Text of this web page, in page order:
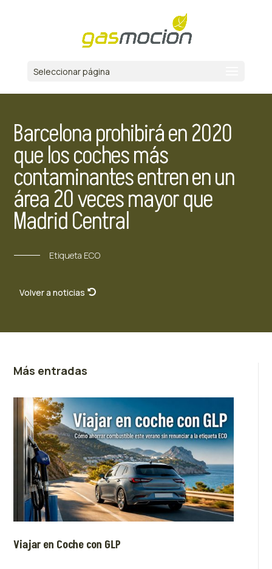
Seleccionar página
Barcelona prohibirá en 2020
que los coches más
contaminantes entren en un
área 20 veces mayor que
Madrid Central
Etiqueta ECO
Volver a noticias
Más entradas
Viajar en Coche con GLP